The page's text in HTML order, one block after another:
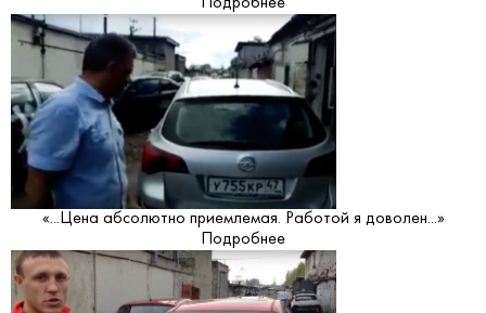
Подробнее
«...Цена абсолютно приемлемая. Работой я доволен...»
Подробнее